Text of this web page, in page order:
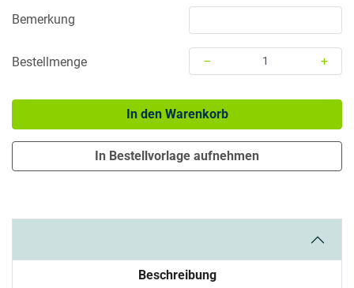
Bemerkung
Bestellmenge –
+
In den Warenkorb
In Bestellvorlage aufnehmen
Beschreibung